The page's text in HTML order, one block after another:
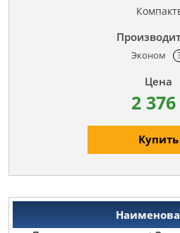
Эконом
2 376
Купить